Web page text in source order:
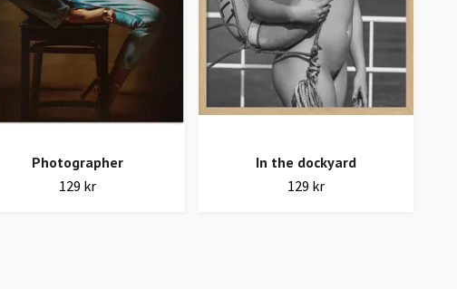
Photographer
129 kr
In the dockyard
129 kr